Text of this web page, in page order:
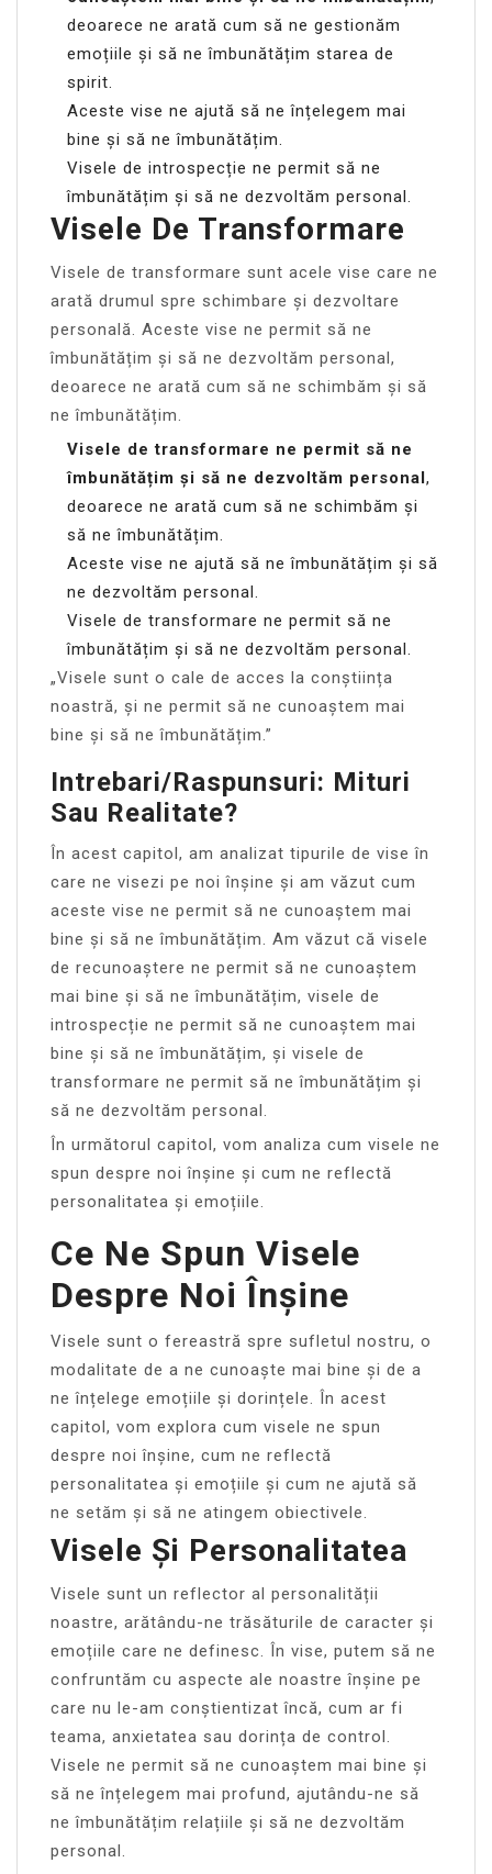
deoarece ne arată cum să ne gestionăm
emoțiile și să ne îmbunătățim starea de
spirit.
Aceste vise ne ajută să ne înțelegem mai
bine și să ne îmbunătățim.
Visele de introspecție ne permit să ne
îmbunătățim și să ne dezvoltăm personal.
Visele De Transformare
Visele de transformare sunt acele vise care ne
arată drumul spre schimbare și dezvoltare
personală. Aceste vise ne permit să ne
îmbunătățim și să ne dezvoltăm personal,
deoarece ne arată cum să ne schimbăm și să
ne îmbunătățim.
Visele de transformare ne permit să ne
îmbunătățim și să ne dezvoltăm personal,
deoarece ne arată cum să ne schimbăm și
să ne îmbunătățim.
Aceste vise ne ajută să ne îmbunătățim și să
ne dezvoltăm personal.
Visele de transformare ne permit să ne
îmbunătățim și să ne dezvoltăm personal.
„Visele sunt o cale de acces la conștiința
noastră, și ne permit să ne cunoaștem mai
bine și să ne îmbunătățim.”
Intrebari/Raspunsuri: Mituri
Sau Realitate?
În acest capitol, am analizat tipurile de vise în
care ne visezi pe noi înșine și am văzut cum
aceste vise ne permit să ne cunoaștem mai
bine și să ne îmbunătățim. Am văzut că visele
de recunoaștere ne permit să ne cunoaștem
mai bine și să ne îmbunătățim, visele de
introspecție ne permit să ne cunoaștem mai
bine și să ne îmbunătățim, și visele de
transformare ne permit să ne îmbunătățim și
să ne dezvoltăm personal.
În următorul capitol, vom analiza cum visele ne
spun despre noi înșine și cum ne reflectă
personalitatea și emoțiile.
Ce Ne Spun Visele
Despre Noi Înșine
Visele sunt o fereastră spre sufletul nostru, o
modalitate de a ne cunoaște mai bine și de a
ne înțelege emoțiile și dorințele. În acest
capitol, vom explora cum visele ne spun
despre noi înșine, cum ne reflectă
personalitatea și emoțiile și cum ne ajută să
ne setăm și să ne atingem obiectivele.
Visele Și Personalitatea
Visele sunt un reflector al personalității
noastre, arătându-ne trăsăturile de caracter și
emoțiile care ne definesc. În vise, putem să ne
confruntăm cu aspecte ale noastre înșine pe
care nu le-am conștientizat încă, cum ar fi
teama, anxietatea sau dorința de control.
Visele ne permit să ne cunoaștem mai bine și
să ne înțelegem mai profund, ajutându-ne să
ne îmbunătățim relațiile și să ne dezvoltăm
personal.